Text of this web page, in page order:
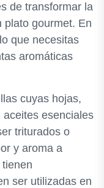
de transformar la
plato gourmet. En
que necesitas
aromáticas
cuyas hojas,
esenciales
triturados o
y aroma a
ser utilizadas en